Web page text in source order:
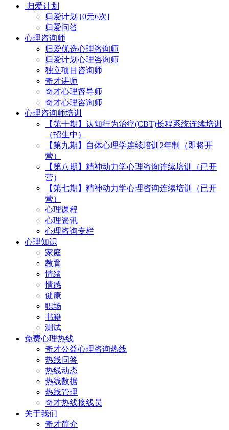
归爱计划
归爱计划 [0元6次]
归爱问答
心理咨询师
归爱优选心理咨询师
归爱计划心理咨询师
独立项目咨询师
奇才讲师
奇才心理督导师
奇才心理咨询师
心理咨询师培训
【第十期】认知行为治疗(CBT)长程系统连续培训
（招生中）
【第九期】自体心理学连续培训2年制（即将开
营）
【第八期】精神动力学心理咨询连续培训（已开
营）
【第七期】精神动力学心理咨询连续培训（已开
营）
心理课程
心理资讯
心理咨询专栏
心理知识
家庭
教育
情绪
情感
健康
职场
书籍
测试
免费心理热线
奇才公益心理咨询热线
热线问答
热线动态
热线数据
热线管理
奇才热线接线员
关于我们
奇才简介